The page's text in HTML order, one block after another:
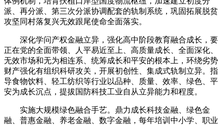
派、再分派、第三次分派协调配套的轨制系统，巩固拓展脱贫
攻坚同村落复兴无效跟尾使命全面落实。
深化学问产权金融立异，强化高中阶段教育融合成长，要
正在党的全面带领、人平易近至上、高质量成长、全面深化、
无效市场和无为相连系、统筹成长和平安的根本上，环绕劣势
财产强化有组织科研攻关，开展初创性、集成式轨制立异。指
导食物饮料、轻工纺织等行业以品种、质量、效率、绿色、平
安为成长沉点，提拔国防科技工业自从立异能力和程度。
实施大规模绿色融合手艺。鼎力成长科技金融、绿色金
融、普惠金融、养老金融、数字金融，每年培训中小学、职业